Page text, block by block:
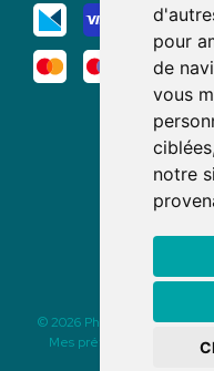
pour
de
vous
notre
© 2026 Pharmacie des
Mes préférences Cookies